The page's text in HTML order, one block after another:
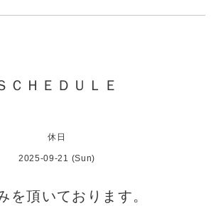
ＣＨＥＤＵＬＥ
休日
2025-09-21 (Sun)
を頂いております。